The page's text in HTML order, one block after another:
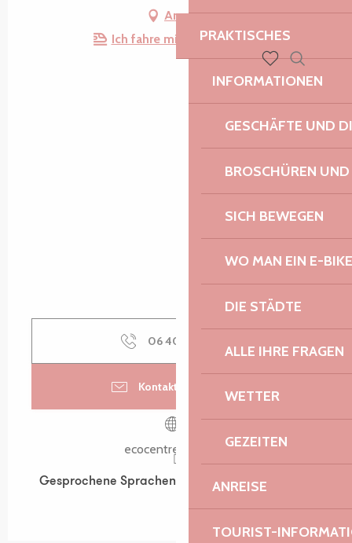
PRAKTISCHES
INFORMATIONEN
GESCHÄFTE UND
BROSCHÜREN
SICH BEWEGEN
WO MAN EIN E-
DIE STÄDTE
ALLE IHRE FRAGEN
WETTER
GEZEITEN
ANREISE
TOURIST-
Voir les favoris
Suche
Anfahrt
Ich fahre mit dem Zug hin!
06 40 56 84
Kontaktieren Sie uns
ecocentre-tregor.fr
Gesprochene Sprachen
Gesprochene Sprachen